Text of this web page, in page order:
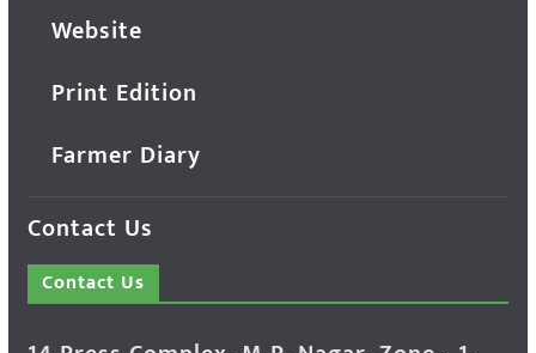
Website
Print Edition
Farmer Diary
Contact Us
Contact Us